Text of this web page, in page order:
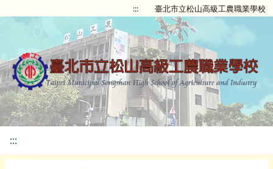
::: 臺北市立松山高級工農職業學校
:::